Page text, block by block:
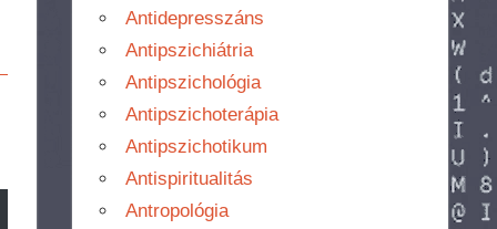
Antidepresszáns
Antipszichiátria
Antipszichológia
Antipszichoterápia
Antipszichotikum
Antispiritualitás
Antropológia